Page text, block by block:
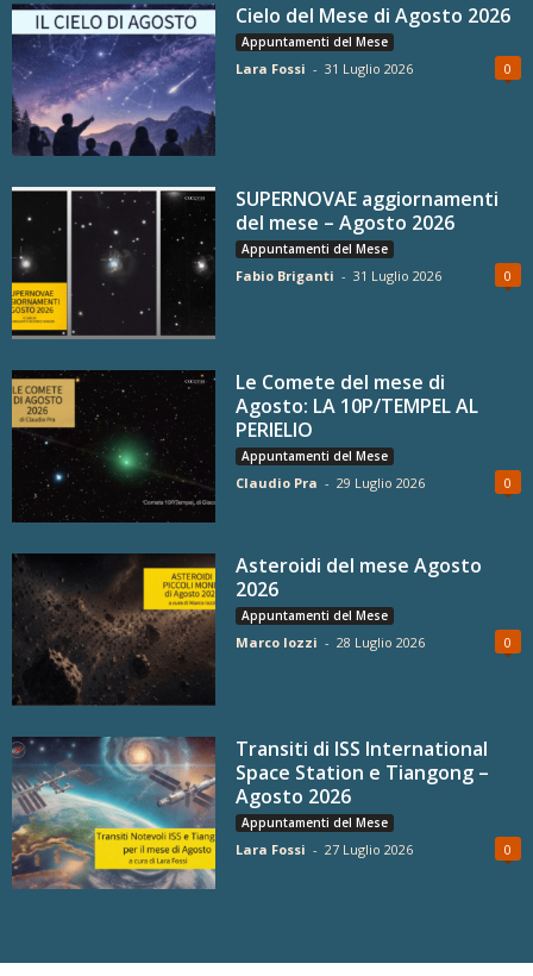
Cielo del Mese di Agosto 2026
Appuntamenti del Mese
Lara Fossi - 31 Luglio 2026 0
SUPERNOVAE aggiornamenti
del mese – Agosto 2026
Appuntamenti del Mese
Fabio Briganti - 31 Luglio 2026 0
Le Comete del mese di
Agosto: LA 10P/TEMPEL AL
PERIELIO
Appuntamenti del Mese
Claudio Pra - 29 Luglio 2026 0
Asteroidi del mese Agosto
2026
Appuntamenti del Mese
Marco Iozzi - 28 Luglio 2026 0
Transiti di ISS International
Space Station e Tiangong –
Agosto 2026
Appuntamenti del Mese
Lara Fossi - 27 Luglio 2026 0